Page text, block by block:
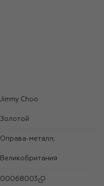
Jimmy Choo
Золотой
Оправа-металл;
Великобритания
00068003